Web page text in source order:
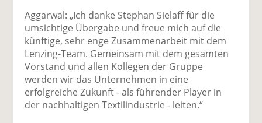
o
k
te
il
e
n
n
te
il
e
n
er
se
n
d
Aggarwal: „Ich danke Stephan Sielaff für die
umsichtige Übergabe und freue mich auf die
künftige, sehr enge Zusammenarbeit mit dem
Lenzing-Team. Gemeinsam mit dem gesamten
Vorstand und allen Kollegen der Gruppe
werden wir das Unternehmen in eine
erfolgreiche Zukunft - als führender Player in
der nachhaltigen Textilindustrie - leiten.“